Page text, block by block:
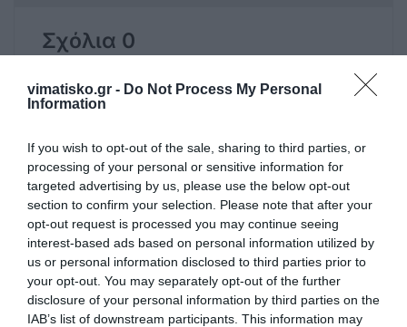
vimatisko.gr - Do Not Process My Personal
Information
If you wish to opt-out of the sale, sharing to third parties, or
processing of your personal or sensitive information for
targeted advertising by us, please use the below opt-out
section to confirm your selection. Please note that after your
opt-out request is processed you may continue seeing
interest-based ads based on personal information utilized by
us or personal information disclosed to third parties prior to
your opt-out. You may separately opt-out of the further
disclosure of your personal information by third parties on the
IAB’s list of downstream participants. This information may
Σχόλια 0
Πρόσθεσε ένα σχόλιο
ΟΝΟΜΑ
ΤΙΤΛΟΣ
ΣΧΟΛΙΟ